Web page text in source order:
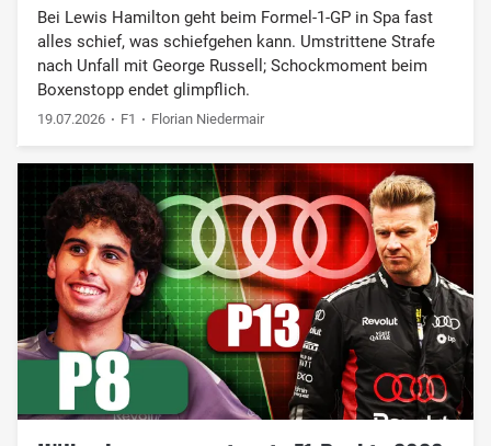
Bei Lewis Hamilton geht beim Formel-1-GP in Spa fast
alles schief, was schiefgehen kann. Umstrittene Strafe
nach Unfall mit George Russell; Schockmoment beim
Boxenstopp endet glimpflich.
19.07.2026 F1 Florian Niedermair